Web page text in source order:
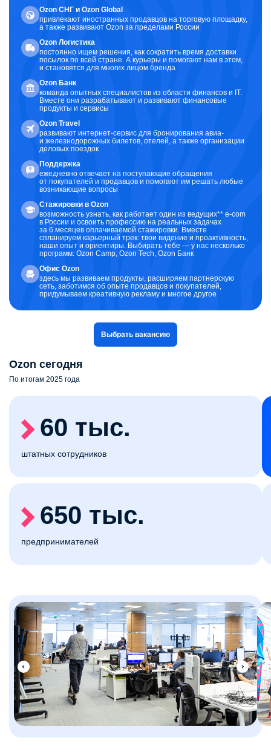
Ozon CНГ и Ozon Global
привлекают иностранных продавцов на торговую площадку,
а также развивают Ozon за пределами России
Ozon Логистика
постоянно ищем решения, как сократить время доставки
посылок по всей стране. А курьеры и помогают нам в этом,
и становятся для многих лицом бренда
Ozon Банк
команда опытных специалистов из области финансов и IT.
Вместе они разрабатывают и развивают финансовые
продукты и сервисы
Ozon Travel
развивают интернет-сервис для бронирования авиа-
и железнодорожных билетов, отелей, а также организации
деловых поездок
Поддержка
ежедневно отвечает на поступающие обращения
от покупателей и продавцов и помогают им решать любые
возникающие вопросы
Стажировки в Ozon
возможность узнать, как работает один из ведущих** e-com
в России и освоить профессию на реальных задачах
за 6 месяцев оплачиваемой стажировки. Вместе
спланируем карьерный трек: твои видение и проактивность,
наши опыт и ориентиры. Выбирать тебе — у нас несколько
программ: Ozon Camp, Ozon Tech, Ozon Банк
Офис Ozon
здесь мы развиваем продукты, расширяем партнерскую
сеть, заботимся об опыте продавцов и покупателей,
придумываем креативную рекламу и многое другое
Выбрать вакансию
Ozon сегодня
По итогам 2025 года
60 тыс.
штатных сотрудников
650 тыс.
предпринимателей